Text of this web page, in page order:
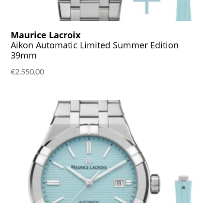
Maurice Lacroix
Aikon Automatic Limited Summer Edition
39mm
€2.550,00